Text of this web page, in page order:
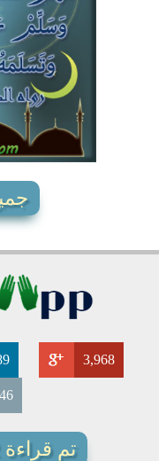
15
3,968
تم قراءة 6,900,772 بطاقة